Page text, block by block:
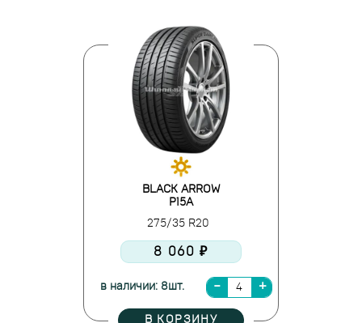
BLACK ARROW
P15A
275/35 R20
8 060 ₽
в наличии: 8шт.
В КОРЗИНУ